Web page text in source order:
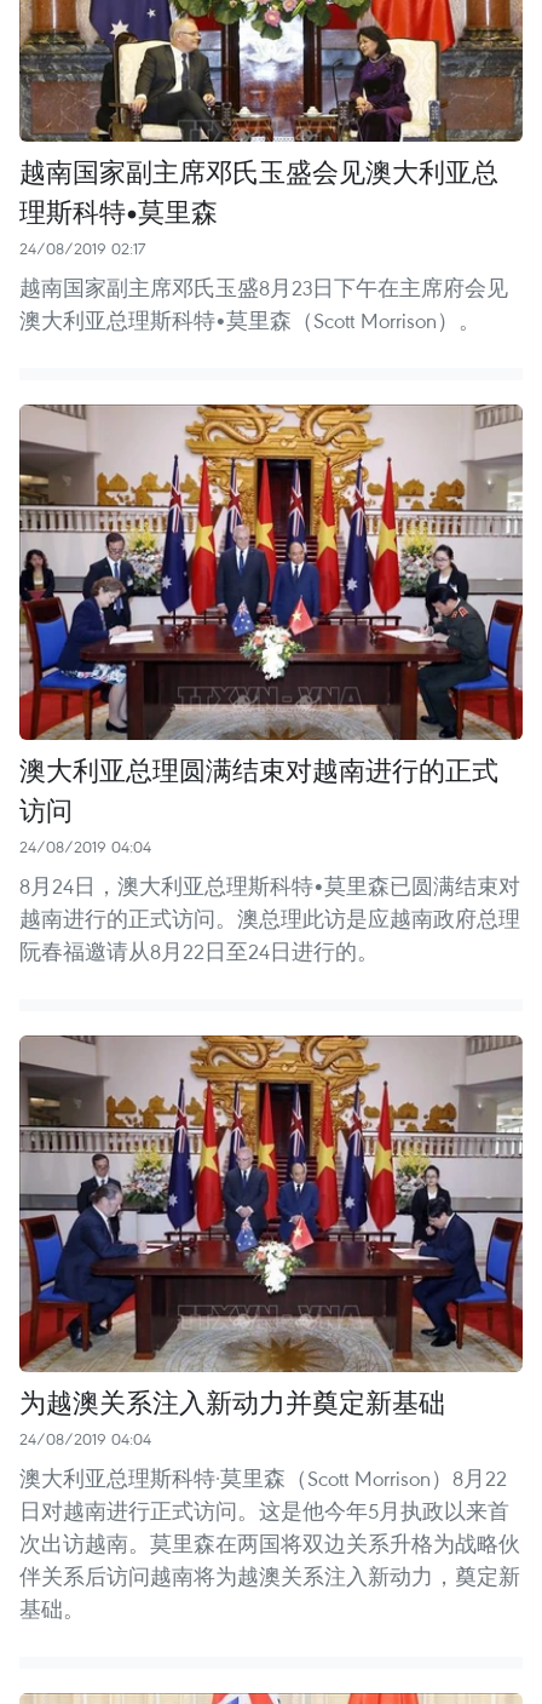
越南国家副主席邓氏玉盛会见澳大利亚总
理斯科特•莫里森
24/08/2019 02:17
越南国家副主席邓氏玉盛8月23日下午在主席府会见
澳大利亚总理斯科特•莫里森（Scott Morrison）。
澳大利亚总理圆满结束对越南进行的正式
访问
24/08/2019 04:04
8月24日，澳大利亚总理斯科特•莫里森已圆满结束对
越南进行的正式访问。澳总理此访是应越南政府总理
阮春福邀请从8月22日至24日进行的。
为越澳关系注入新动力并奠定新基础
24/08/2019 04:04
澳大利亚总理斯科特·莫里森（Scott Morrison）8月22
日对越南进行正式访问。这是他今年5月执政以来首
次出访越南。莫里森在两国将双边关系升格为战略伙
伴关系后访问越南将为越澳关系注入新动力，奠定新
基础。